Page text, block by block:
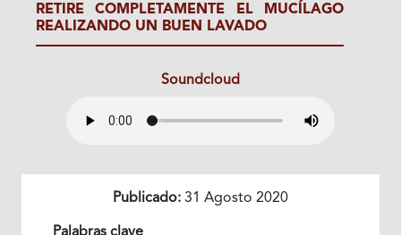
RETIRE COMPLETAMENTE EL MUCÍLAGO
REALIZANDO UN BUEN LAVADO
Soundcloud
Publicado: 31 Agosto 2020